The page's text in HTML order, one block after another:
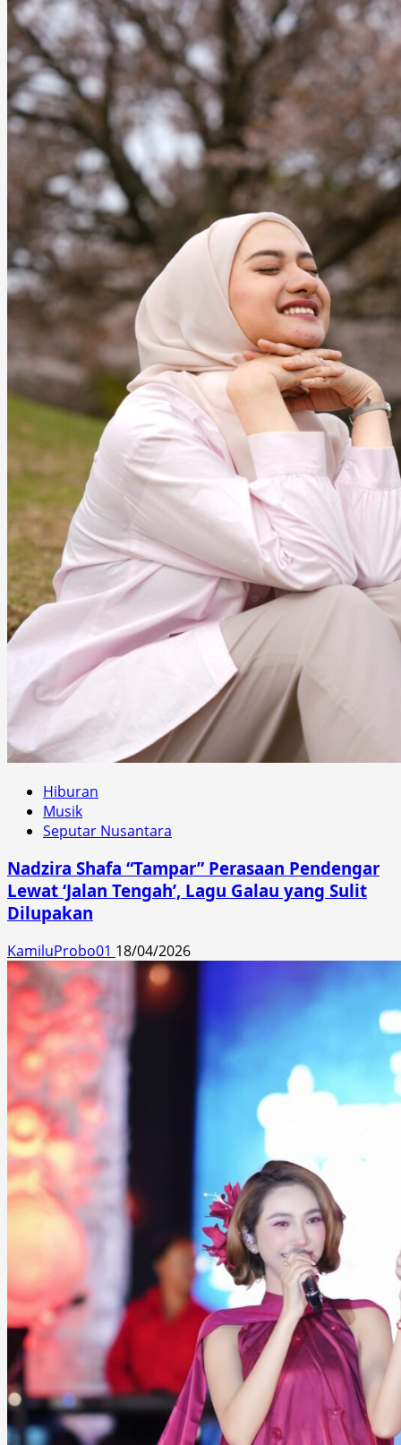
Hiburan
Musik
Seputar Nusantara
Nadzira Shafa “Tampar” Perasaan Pendengar
Lewat ‘Jalan Tengah’, Lagu Galau yang Sulit
Dilupakan
KamiluProbo01 18/04/2026